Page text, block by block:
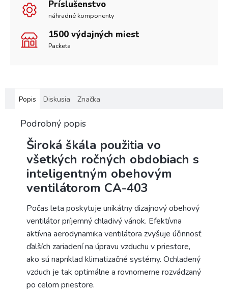
Príslušenstvo
náhradné komponenty
1500 výdajných miest
Packeta
Popis Diskusia Značka
Podrobný popis
Široká škála použitia vo
všetkých ročných obdobiach s
inteligentným obehovým
ventilátorom CA-403
Počas leta poskytuje unikátny dizajnový obehový
ventilátor príjemný chladivý vánok. Efektívna
aktívna aerodynamika ventilátora zvyšuje účinnosť
ďalších zariadení na úpravu vzduchu v priestore,
ako sú napríklad klimatizačné systémy. Ochladený
vzduch je tak optimálne a rovnomerne rozvádzaný
po celom priestore.